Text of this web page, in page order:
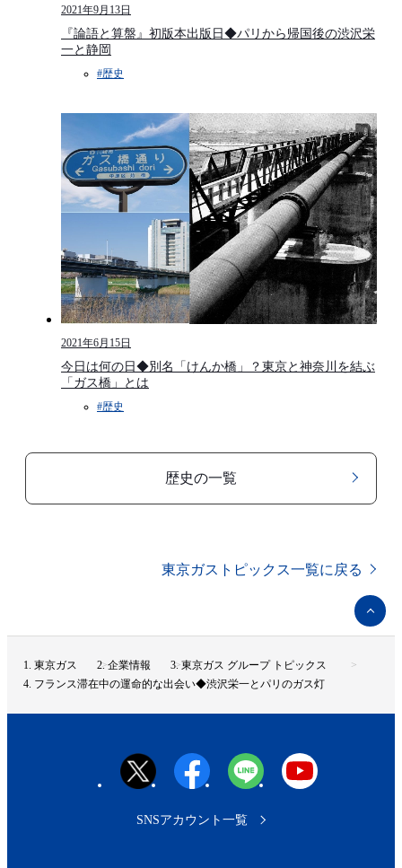
2021年9月13日
『論語と算盤』初版本出版日◆パリから帰国後の渋沢栄
一と静岡
#歴史
2021年6月15日
今日は何の日◆別名「けんか橋」？東京と神奈川を結ぶ
「ガス橋」とは
#歴史
歴史の一覧
東京ガストピックス一覧に戻る
ペ
ー
ジ
へ
東京ガス 企業情報
東京ガス グループ トピックス
フランス滞在中の運命的な出会い◆渋沢栄一とパリのガス灯
SNSアカウント一覧